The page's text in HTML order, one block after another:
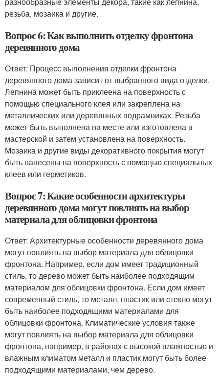
резьба, мозаика и другие.
Вопрос 6: Как выполнить отделку фронтона
деревянного дома
Ответ: Процесс выполнения отделки фронтона
деревянного дома зависит от выбранного вида отделки.
Лепнина может быть приклеена на поверхность с
помощью специального клея или закреплена на
металлических или деревянных подрамниках. Резьба
может быть выполнена на месте или изготовлена в
мастерской и затем установлена на поверхность.
Мозаика и другие виды декоративного покрытия могут
быть нанесены на поверхность с помощью специальных
клеев или герметиков.
Вопрос 7: Какие особенности архитектуры
деревянного дома могут повлиять на выбор
материала для облицовки фронтона
Ответ: Архитектурные особенности деревянного дома
могут повлиять на выбор материала для облицовки
фронтона. Например, если дом имеет традиционный
стиль, то дерево может быть наиболее подходящим
материалом для облицовки фронтона. Если дом имеет
современный стиль, то металл, пластик или стекло могут
быть наиболее подходящими материалами для
облицовки фронтона. Климатические условия также
могут повлиять на выбор материала для облицовки
фронтона, например, в районах с высокой влажностью и
влажным климатом металл и пластик могут быть более
подходящими материалами, чем дерево.